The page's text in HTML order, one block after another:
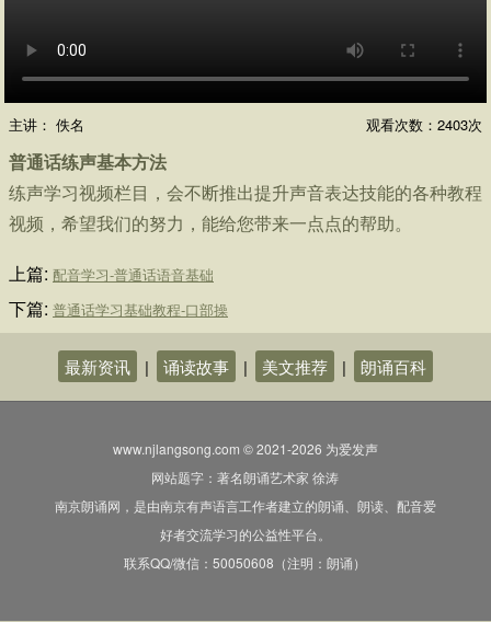
主讲： 佚名 观看次数： 2403次
普通话练声基本方法
练声学习视频栏目，会不断推出提升声音表达技能的各种教程
视频，希望我们的努力，能给您带来一点点的帮助。
上篇: 配音学习-普通话语音基础
下篇: 普通话学习基础教程-口部操
最新资讯 | 诵读故事 | 美文推荐 | 朗诵百科
www.njlangsong.com © 2021-2026 为爱发声
网站题字：著名朗诵艺术家 徐涛
南京朗诵网，是由南京有声语言工作者建立的朗诵、朗读、配音爱
好者交流学习的公益性平台。
联系QQ/微信：50050608（注明：朗诵）